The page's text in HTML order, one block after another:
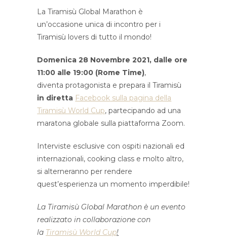
La Tiramisù Global Marathon è
un’occasione unica di incontro per i
Tiramisù lovers di tutto il mondo!
Domenica 28 Novembre 2021, dalle ore
11:00 alle 19:00 (Rome Time),
diventa protagonista e prepara il Tiramisù
in diretta Facebook sulla pagina della
Tiramisù World Cup, partecipando ad una
maratona globale sulla piattaforma Zoom.
Interviste esclusive con ospiti nazionali ed
internazionali, cooking class e molto altro,
si alterneranno per rendere
quest’esperienza un momento imperdibile!
La Tiramisù Global Marathon è un evento
realizzato in collaborazione con
la Tiramisù World Cup!